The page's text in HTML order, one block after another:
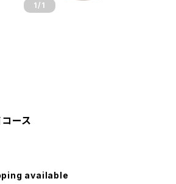
1 /1
コース
available